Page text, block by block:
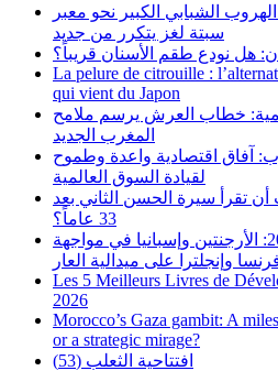
الشبابي الكبير نحو معبر
سبتة لغز يتكرر من جديد
هل نودع طقم الأسنان قريباً؟
La pelure de citrouille :
qui vient du Japon
خطاب العرش يرسم ملامح
المغرب الجديد
آفاق اقتصادية واعدة وطموح
لقيادة السوق العالمية
تقرأ سيرة الحسن الثاني بعد
33 عاماً؟
نهائي كأس العالم 2026: الأرجنتين وإسبانيا في مواجهة
وإنجلترا على ميدالية العار
Les 5 Meilleurs Livres de
2026
Morocco’s Gaza gambit: A
or a strategic mirage?
افتتاحية الثعلب (53)